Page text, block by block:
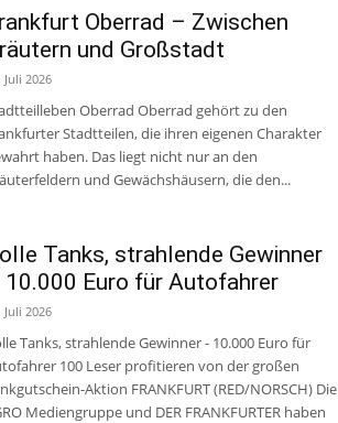
Oberrad – Zwischen
und Großstadt
Juli 2026
Oberrad Oberrad gehört zu den
Stadtteilen, die ihren eigenen Charakter
haben. Das liegt nicht nur an den
und Gewächshäusern, die den...
Tanks, strahlende Gewinner
Euro für Autofahrer
Juli 2026
Tanks, strahlende Gewinner - 10.000 Euro für
100 Leser profitieren von der großen
Aktion FRANKFURT (RED/NORSCH) Die
Mediengruppe und DER FRANKFURTER haben